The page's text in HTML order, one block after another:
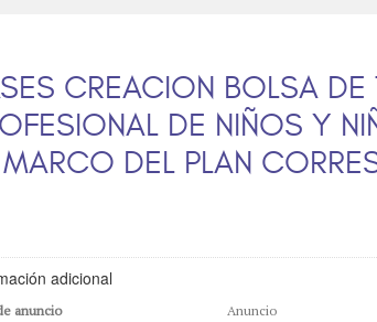
CREACION BOLSA
DE NIÑOS Y
MARCO DEL PLAN
adicional
anuncio
Anuncio